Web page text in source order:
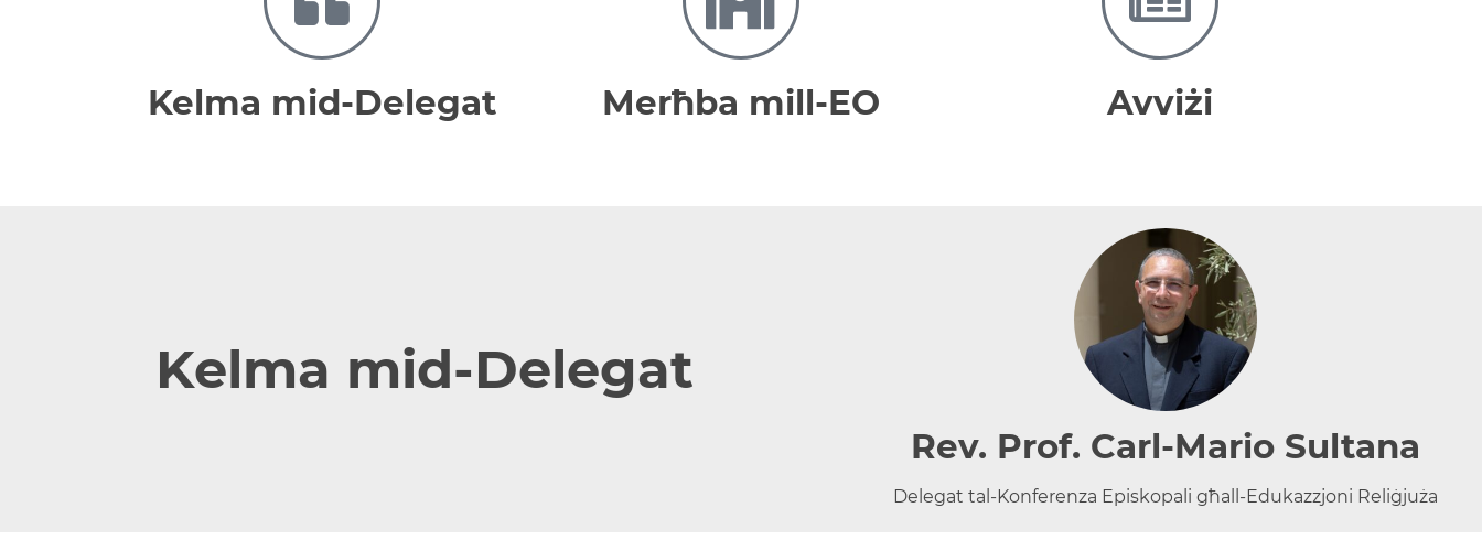
Kelma mid-Delegat Merħba mill-EO Avviżi
Kelma mid-Delegat
Rev. Prof. Carl-Mario Sultana
Delegat tal-Konferenza Episkopali għall-Edukazzjoni Reliġjuża